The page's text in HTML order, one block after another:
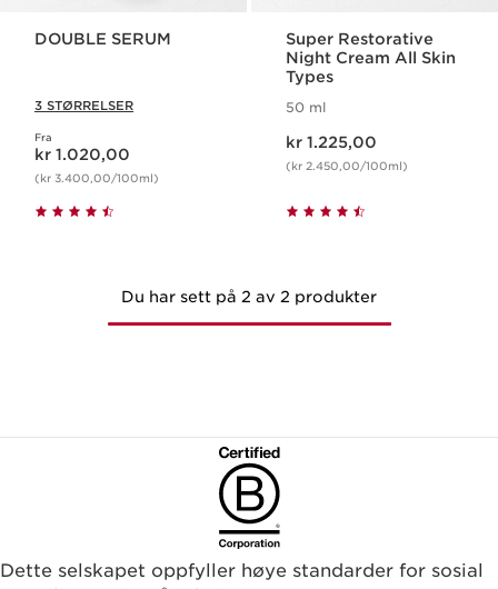
DOUBLE SERUM
3 STØRRELSER
Fra
Nåværende pris kr 1.020,00
kr 1.020,00
(kr 3.400,00/100ml)
Super Restorative
Night Cream All Skin
Types
50 ml
kr 1.225,00
(kr 2.450,00/100ml)
Du har sett på 2 av 2 produkter
Dette selskapet oppfyller høye standarder for sosial